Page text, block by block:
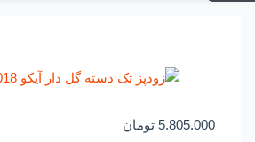
5.805.000 تومان